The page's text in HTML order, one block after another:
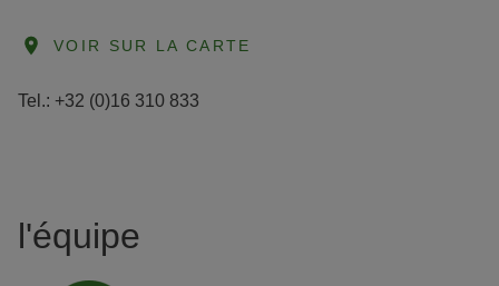
VOIR SUR LA CARTE
Tel.: +32 (0)16 310 833
l'équipe